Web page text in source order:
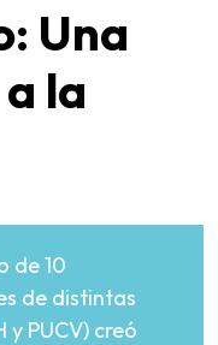
Una
la
de 10
de distintas
y PUCV) creó